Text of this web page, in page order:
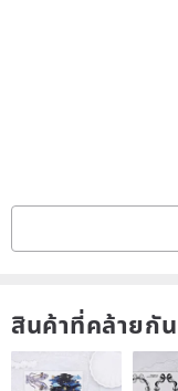
สินค้าที่คล้ายกัน